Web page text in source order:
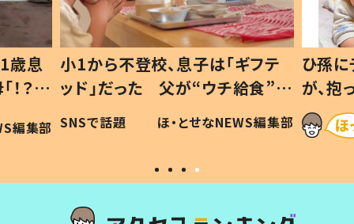
フテ
食”を
編集部
ひ孫にデレデレな80歳じいじ
が、抱っこすると…ひ孫の反応に
「涙が出ました」「可愛くて仕方な
い」
ほ・とせなNEWS編集部